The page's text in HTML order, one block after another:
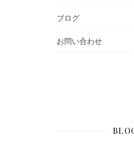
ブログ
お問い合わせ